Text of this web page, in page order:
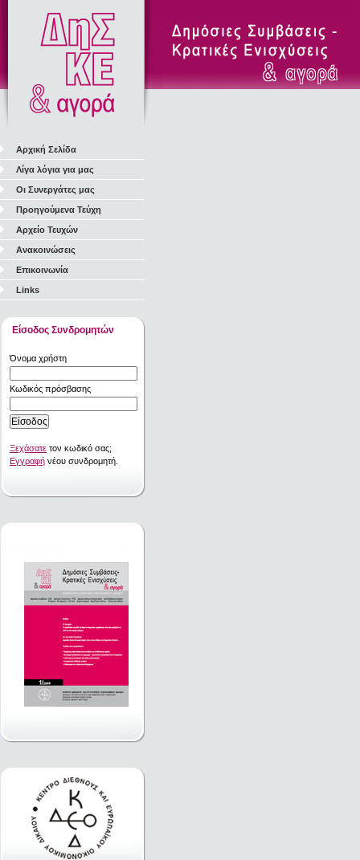
Αρχική Σελίδα
Λίγα λόγια για μας
Οι Συνεργάτες μας
Προηγούμενα Τεύχη
Αρχείο Τευχών
Ανακοινώσεις
Επικοινωνία
Links
Είσοδος Συνδρομητών
Όνομα χρήστη
Κωδικός πρόσβασης
Ξεχάσατε τον κωδικό σας;
Εγγραφή νέου συνδρομητή.